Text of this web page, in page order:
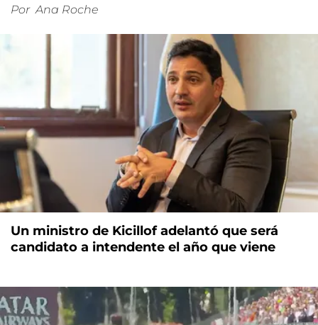
Por Ana Roche
Un ministro de Kicillof adelantó que será
candidato a intendente el año que viene